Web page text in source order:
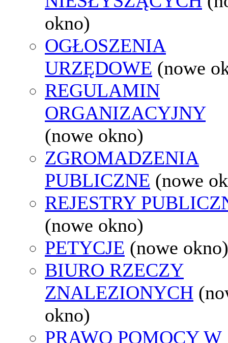
okno)
OGŁOSZENIA
URZĘDOWE (nowe
REGULAMIN
ORGANIZACYJNY
(nowe okno)
ZGROMADZENIA
PUBLICZNE (nowe
REJESTRY
(nowe okno)
PETYCJE (nowe okno)
BIURO RZECZY
ZNALEZIONYCH
okno)
PRAWO POMOCY W